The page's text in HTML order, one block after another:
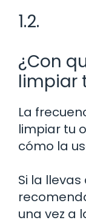
1.2.
¿Con
limpiar
La
limpiar tu
cómo la
Si la
una vez a